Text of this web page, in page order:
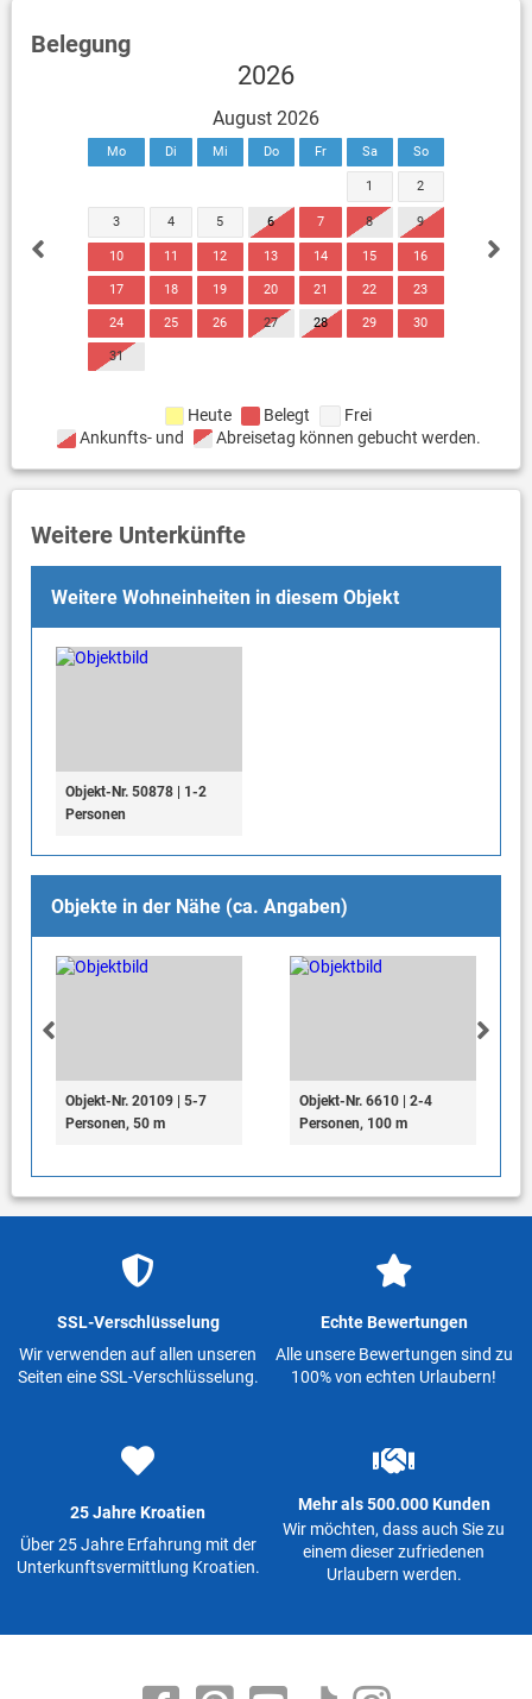
Belegung
2026
August 2026
Mo Di Mi Do Fr Sa So
1 2
3 4 5 6 7 8 9
10 11 12 13 14 15 16
17 18 19 20 21 22 23
24 25 26 27 28 29 30
31
Heute Belegt
Frei
Ankunfts- und
Abreisetag können gebucht werden.
Weitere Unterkünfte
Weitere Wohneinheiten in diesem Objekt
Objekt-Nr. 50878 | 1-2
Personen
Objekte in der Nähe (ca. Angaben)
Objekt-Nr. 20109 | 5-7
Personen, 50 m
Objekt-Nr. 6610 | 2-4
Personen, 100 m
SSL-Verschlüsselung
Wir verwenden auf allen unseren
Seiten eine SSL-Verschlüsselung.
Echte Bewertungen
Alle unsere Bewertungen sind zu
100% von echten Urlaubern!
25 Jahre Kroatien
Über 25 Jahre Erfahrung mit der
Unterkunftsvermittlung Kroatien.
Mehr als 500.000 Kunden
Wir möchten, dass auch Sie zu
einem dieser zufriedenen
Urlaubern werden.